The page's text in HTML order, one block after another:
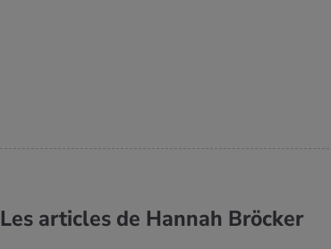
Les articles de Hannah Bröcker